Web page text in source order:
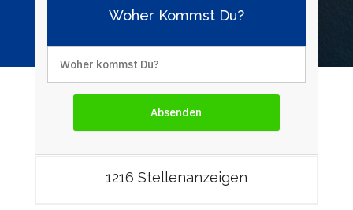
Woher Kommst Du?
1216 Stellenanzeigen